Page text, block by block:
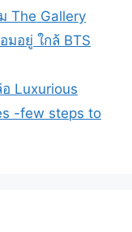
The Gallery
มอยู่ ใกล้ BTS
Luxurious
-few steps to